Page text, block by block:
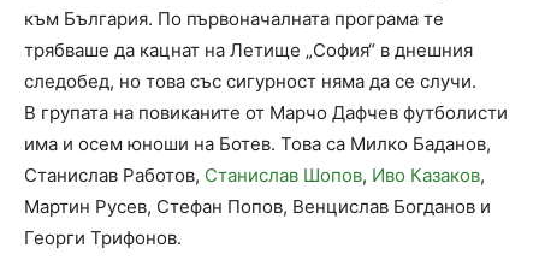
към България. По първоначалната програма те
трябваше да кацнат на Летище „София“ в днешния
следобед, но това със сигурност няма да се случи.
В групата на повиканите от Марчо Дафчев футболисти
има и осем юноши на Ботев. Това са Милко Баданов,
Станислав Работов, Станислав Шопов, Иво Казаков,
Мартин Русев, Стефан Попов, Венцислав Богданов и
Георги Трифонов.